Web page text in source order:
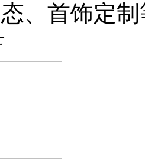
、首饰定